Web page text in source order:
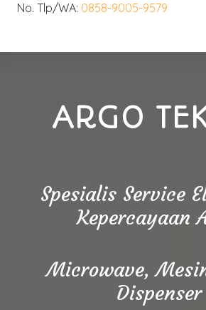
No. Tlp/WA: 0858-9005-9579
ARGO
Spesialis Service
Kepercayaan
Microwave,
Dispenser